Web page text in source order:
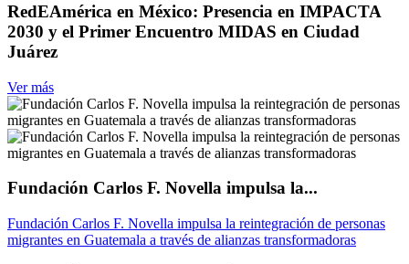
RedEAmérica en México: Presencia en IMPACTA
2030 y el Primer Encuentro MIDAS en Ciudad
Juárez
Ver más
Fundación Carlos F. Novella impulsa la...
Fundación Carlos F. Novella impulsa la reintegración de personas
migrantes en Guatemala a través de alianzas transformadoras